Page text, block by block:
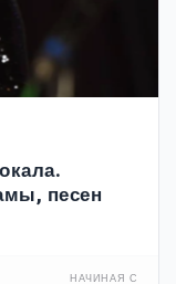
песен
НАЧИНАЯ С